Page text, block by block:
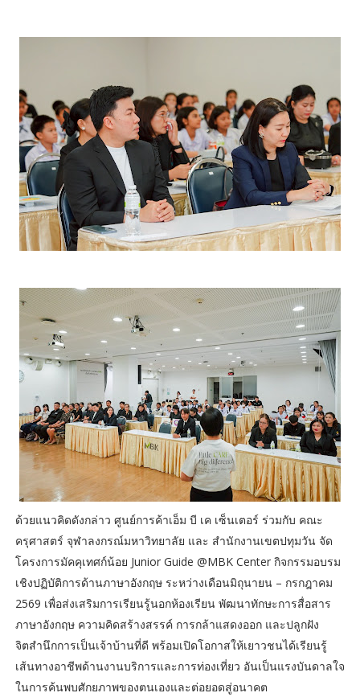
ด้วยแนวคิดดังกล่าว ศูนย์การค้าเอ็ม บี เค เซ็นเตอร์ ร่วมกับ คณะ
ครุศาสตร์ จุฬาลงกรณ์มหาวิทยาลัย และ สำนักงานเขตปทุมวัน จัด
โครงการมัคคุเทศก์น้อย Junior Guide @MBK Center กิจกรรมอบรม
เชิงปฏิบัติการด้านภาษาอังกฤษ ระหว่างเดือนมิถุนายน – กรกฎาคม
2569 เพื่อส่งเสริมการเรียนรู้นอกห้องเรียน พัฒนาทักษะการสื่อสาร
ภาษาอังกฤษ ความคิดสร้างสรรค์ การกล้าแสดงออก และปลูกฝัง
จิตสำนึกการเป็นเจ้าบ้านที่ดี พร้อมเปิดโอกาสให้เยาวชนได้เรียนรู้
เส้นทางอาชีพด้านงานบริการและการท่องเที่ยว อันเป็นแรงบันดาลใจ
ในการค้นพบศักยภาพของตนเองและต่อยอดสู่อนาคต